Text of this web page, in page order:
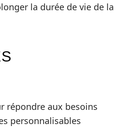
la durée de vie de la
répondre aux besoins
personnalisables